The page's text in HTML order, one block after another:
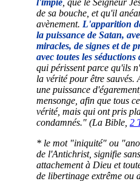
l'impie , que le Seigneur
de sa bouche, et qu'il
avènement. L'apparition
la puissance de Satan,
miracles, de signes et de
avec toutes les
qui périssent parce qu'ils
la vérité pour être sauvés.
une puissance
mensonge, afin que tous
vérité, mais qui ont pris
condamnés." (La Bible, 2
* le mot "iniquité" ou
de l'Antichrist, signifie
attachement à Dieu et
de libertinage extrême ou